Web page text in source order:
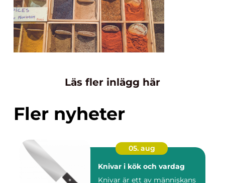
Läs fler inlägg här
Fler nyheter
05. aug
Knivar i kök och vardag
Knivar är ett av människans